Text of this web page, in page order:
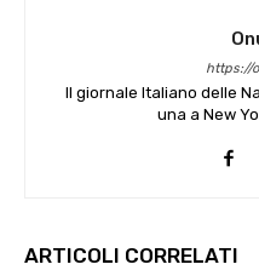
https://
Il giornale Italiano delle
una a New
ARTICOLI CORRELATI